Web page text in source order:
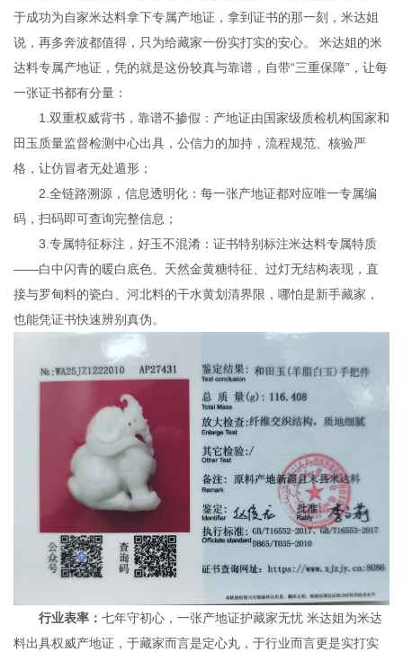
于成功为自家米达料拿下专属产地证，拿到证书的那一刻，米达姐
说，再多奔波都值得，只为给藏家一份实打实的安心。 米达姐的米
达料专属产地证，凭的就是这份较真与靠谱，自带“三重保障”，让每
一张证书都有分量：
1.双重权威背书，靠谱不掺假：产地证由国家级质检机构国家和
田玉质量监督检测中心出具，公信力的加持，流程规范、核验严
格，让仿冒者无处遁形；
2.全链路溯源，信息透明化：每一张产地证都对应唯一专属编
码，扫码即可查询完整信息；
3.专属特征标注，好玉不混淆：证书特别标注米达料专属特质
——白中闪青的暖白底色、天然金黄糖特征、过灯无结构表现，直
接与罗甸料的瓷白、河北料的干水黄划清界限，哪怕是新手藏家，
也能凭证书快速辨别真伪。
行业表率： 七年守初心，一张产地证护藏家无忧 米达姐为米达
料出具权威产地证，于藏家而言是定心丸，于行业而言更是实打实